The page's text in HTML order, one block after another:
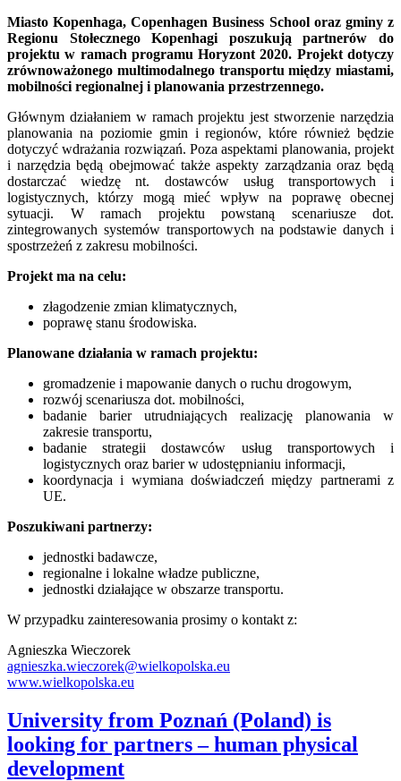
Miasto Kopenhaga, Copenhagen Business School oraz gminy z
Regionu Stołecznego Kopenhagi poszukują partnerów do
projektu w ramach programu Horyzont 2020. Projekt dotyczy
zrównoważonego multimodalnego transportu między miastami,
mobilności regionalnej i planowania przestrzennego.
Głównym działaniem w ramach projektu jest stworzenie narzędzia
planowania na poziomie gmin i regionów, które również będzie
dotyczyć wdrażania rozwiązań. Poza aspektami planowania, projekt
i narzędzia będą obejmować także aspekty zarządzania oraz będą
dostarczać wiedzę nt. dostawców usług transportowych i
logistycznych, którzy mogą mieć wpływ na poprawę obecnej
sytuacji. W ramach projektu powstaną scenariusze dot.
zintegrowanych systemów transportowych na podstawie danych i
spostrzeżeń z zakresu mobilności.
Projekt ma na celu:
złagodzenie zmian klimatycznych,
poprawę stanu środowiska.
Planowane działania w ramach projektu:
gromadzenie i mapowanie danych o ruchu drogowym,
rozwój scenariusza dot. mobilności,
badanie barier utrudniających realizację planowania w
zakresie transportu,
badanie strategii dostawców usług transportowych i
logistycznych oraz barier w udostępnianiu informacji,
koordynacja i wymiana doświadczeń między partnerami z
UE.
Poszukiwani partnerzy:
jednostki badawcze,
regionalne i lokalne władze publiczne,
jednostki działające w obszarze transportu.
W przypadku zainteresowania prosimy o kontakt z:
Agnieszka Wieczorek
agnieszka.wieczorek@wielkopolska.eu
www.wielkopolska.eu
University from Poznań (Poland) is
looking for partners – human physical
development